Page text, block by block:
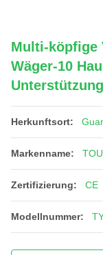
Multi-köpfige
Wäger-10
Unterstützung
Herkunftsort:
Markenname:
Zertifizierung: CE
Modellnummer: